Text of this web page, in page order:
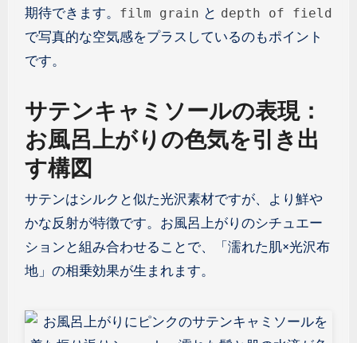
期待できます。
film grain と depth of field
で写真的な空気感をプラスしているのもポイント
です。
サテンキャミソールの表現：
お風呂上がりの色気を引き出
す構図
サテンはシルクと似た光沢素材ですが、より鮮や
かな反射が特徴です。お風呂上がりのシチュエー
ションと組み合わせることで、「濡れた肌×光沢布
地」の相乗効果が生まれます。